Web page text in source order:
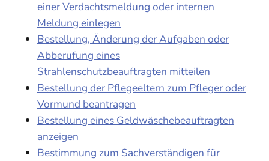
einer Verdachtsmeldung oder internen
Meldung einlegen
Bestellung, Änderung der Aufgaben oder
Abberufung eines
Strahlenschutzbeauftragten mitteilen
Bestellung der Pflegeeltern zum Pfleger oder
Vormund beantragen
Bestellung eines Geldwäschebeauftragten
anzeigen
Bestimmung zum Sachverständigen für